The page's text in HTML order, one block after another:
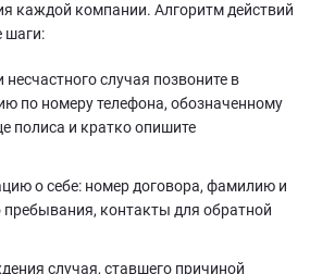
каждой компании. Алгоритм действий
шаги:
случая позвоните в
по номеру телефона, обозначенному
полиса и кратко опишите
о себе: номер договора, фамилию и
пребывания, контакты для обратной
случая, ставшего причиной